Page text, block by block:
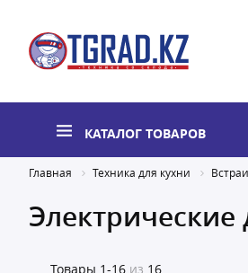
КАТАЛОГ ТОВАРОВ
Главная Техника для кухни
Товары 1-16 из 16